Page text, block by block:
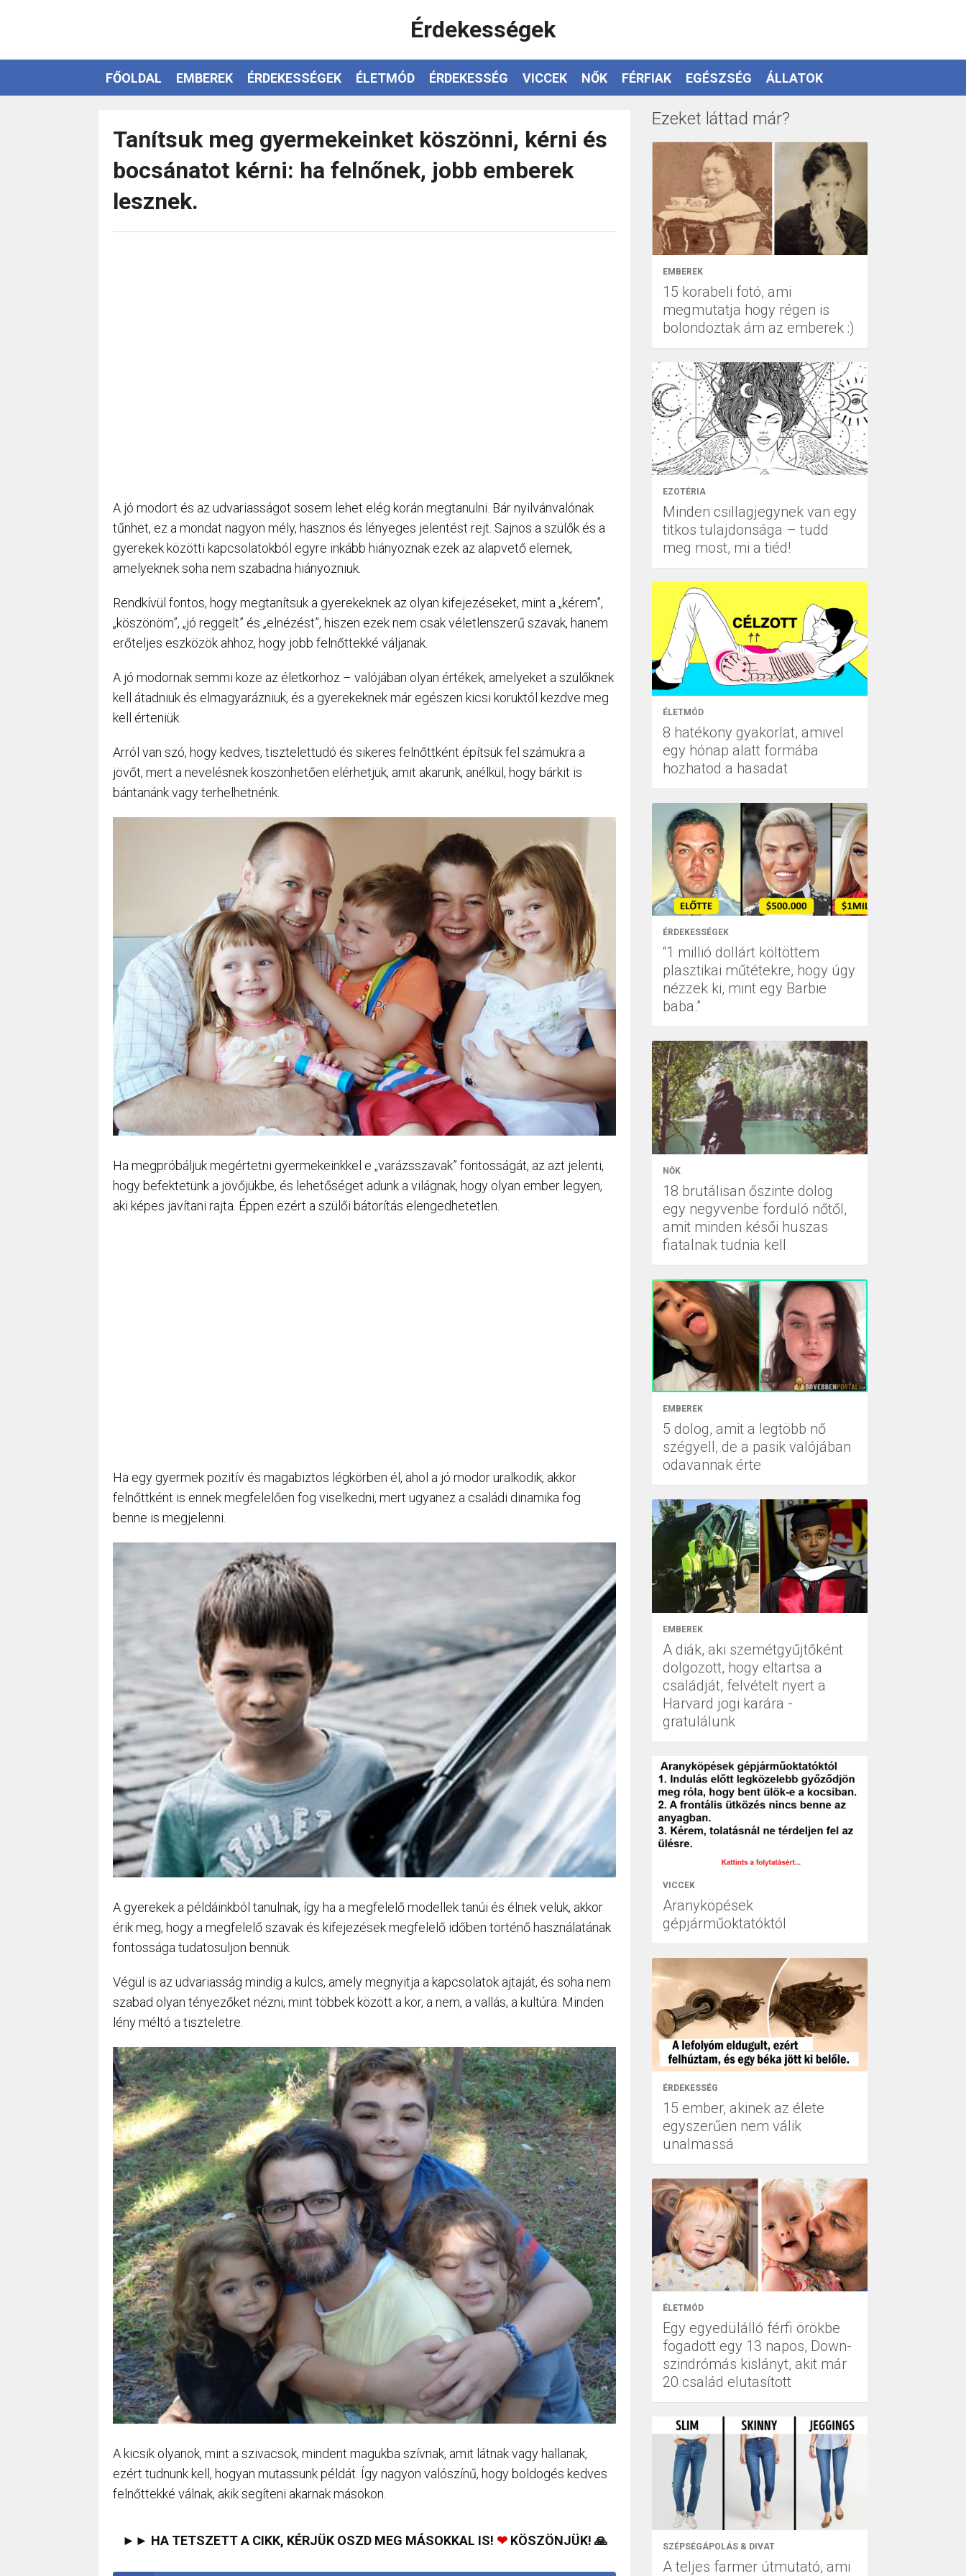
Érdekességek
FŐOLDAL EMBEREK ÉRDEKESSÉGEK ÉLETMÓD ÉRDEKESSÉG VICCEK NŐK FÉRFIAK EGÉSZSÉG ÁLLATOK
Tanítsuk meg gyermekeinket köszönni, kérni és
bocsánatot kérni: ha felnőnek, jobb emberek
lesznek.
A jó modort és az udvariasságot sosem lehet elég korán megtanulni. Bár nyilvánvalónak
tűnhet, ez a mondat nagyon mély, hasznos és lényeges jelentést rejt. Sajnos a szülők és a
gyerekek közötti kapcsolatokból egyre inkább hiányoznak ezek az alapvető elemek,
amelyeknek soha nem szabadna hiányozniuk.
Rendkívül fontos, hogy megtanítsuk a gyerekeknek az olyan kifejezéseket, mint a „kérem”,
„köszönöm”, „jó reggelt” és „elnézést”, hiszen ezek nem csak véletlenszerű szavak, hanem
erőteljes eszközök ahhoz, hogy jobb felnőttekké váljanak.
A jó modornak semmi köze az életkorhoz – valójában olyan értékek, amelyeket a szülőknek
kell átadniuk és elmagyarázniuk, és a gyerekeknek már egészen kicsi koruktól kezdve meg
kell érteniük.
Arról van szó, hogy kedves, tisztelettudó és sikeres felnőttként építsük fel számukra a
jövőt, mert a nevelésnek köszönhetően elérhetjük, amit akarunk, anélkül, hogy bárkit is
bántanánk vagy terhelhetnénk.
Ha megpróbáljuk megértetni gyermekeinkkel e „varázsszavak” fontosságát, az azt jelenti,
hogy befektetünk a jövőjükbe, és lehetőséget adunk a világnak, hogy olyan ember legyen,
aki képes javítani rajta. Éppen ezért a szülői bátorítás elengedhetetlen.
Ha egy gyermek pozitív és magabiztos légkörben él, ahol a jó modor uralkodik, akkor
felnőttként is ennek megfelelően fog viselkedni, mert ugyanez a családi dinamika fog
benne is megjelenni.
A gyerekek a példáinkból tanulnak, így ha a megfelelő modellek tanúi és élnek velük, akkor
érik meg, hogy a megfelelő szavak és kifejezések megfelelő időben történő használatának
fontossága tudatosuljon bennük.
Végül is az udvariasság mindig a kulcs, amely megnyitja a kapcsolatok ajtaját, és soha nem
szabad olyan tényezőket nézni, mint többek között a kor, a nem, a vallás, a kultúra. Minden
lény méltó a tiszteletre.
A kicsik olyanok, mint a szivacsok, mindent magukba szívnak, amit látnak vagy hallanak,
ezért tudnunk kell, hogyan mutassunk példát. Így nagyon valószínű, hogy boldogés kedves
felnőttekké válnak, akik segíteni akarnak másokon.
►► HA TETSZETT A CIKK, KÉRJÜK OSZD MEG MÁSOKKAL IS! ❤KÖSZÖNJÜK! 🙏
Ezeket láttad már?
EMBEREK
15 korabeli fotó, ami
megmutatja hogy régen is
bolondoztak ám az emberek :)
EZOTÉRIA
Minden csillagjegynek van egy
titkos tulajdonsága – tudd
meg most, mi a tiéd!
ÉLETMÓD
8 hatékony gyakorlat, amivel
egy hónap alatt formába
hozhatod a hasadat
ÉRDEKESSÉGEK
“1 millió dollárt költöttem
plasztikai műtétekre, hogy úgy
nézzek ki, mint egy Barbie
baba.”
NŐK
18 brutálisan őszinte dolog
egy negyvenbe forduló nőtől,
amit minden késői huszas
fiatalnak tudnia kell
EMBEREK
5 dolog, amit a legtöbb nő
szégyell, de a pasik valójában
odavannak érte
EMBEREK
A diák, aki szemétgyűjtőként
dolgozott, hogy eltartsa a
családját, felvételt nyert a
Harvard jogi karára -
gratulálunk
VICCEK
Aranyköpések
gépjárműoktatóktól
ÉRDEKESSÉG
15 ember, akinek az élete
egyszerűen nem válik
unalmassá
ÉLETMÓD
Egy egyedülálló férfi örökbe
fogadott egy 13 napos, Down-
szindrómás kislányt, akit már
20 család elutasított
SZÉPSÉGÁPOLÁS & DIVAT
A teljes farmer útmutató, ami